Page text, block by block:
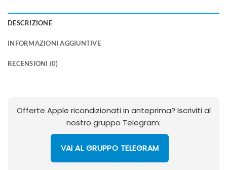
DESCRIZIONE
INFORMAZIONI AGGIUNTIVE
RECENSIONI (0)
Offerte Apple ricondizionati in anteprima? Iscriviti al
nostro gruppo Telegram:
VAI AL GRUPPO TELEGRAM